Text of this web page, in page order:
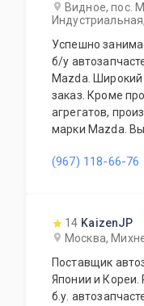
Видное, пос.
Успешно
б/у
Mazda. Широкий
заказ. Кроме
агрегатов,
марки Mazda.
его виды. В
автомобиля. Гарантия
и продукцию.
специалисты.
день.
(967) 118-66-76
14 KaizenJP
Москва,
Поставщик
Японии и Кореи.
б.у.